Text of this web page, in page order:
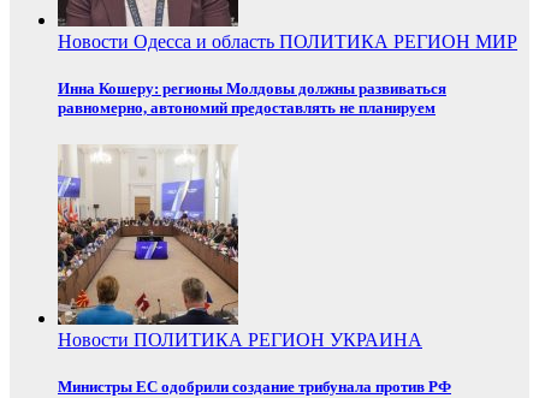
Новости Одесса и область ПОЛИТИКА РЕГИОН МИР
Инна Кошеру: регионы Молдовы должны развиваться
равномерно, автономий предоставлять не планируем
Новости ПОЛИТИКА РЕГИОН УКРАИНА
Министры ЕС одобрили создание трибунала против РФ